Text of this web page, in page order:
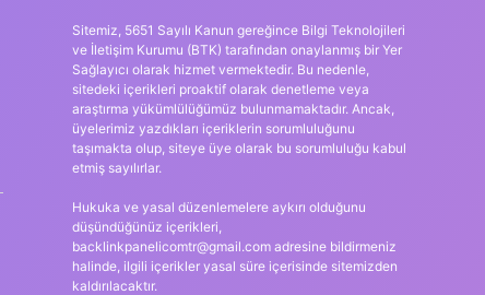
Sitemiz, 5651 Sayılı Kanun gereğince Bilgi Teknolojileri
ve İletişim Kurumu (BTK) tarafından onaylanmış bir Yer
Sağlayıcı olarak hizmet vermektedir. Bu nedenle,
sitedeki içerikleri proaktif olarak denetleme veya
araştırma yükümlülüğümüz bulunmamaktadır. Ancak,
üyelerimiz yazdıkları içeriklerin sorumluluğunu
taşımakta olup, siteye üye olarak bu sorumluluğu kabul
etmiş sayılırlar.
Hukuka ve yasal düzenlemelere aykırı olduğunu
düşündüğünüz içerikleri,
backlinkpanelicomtr@gmail.comadresine bildirmeniz
halinde, ilgili içerikler yasal süre içerisinde sitemizden
kaldırılacaktır.